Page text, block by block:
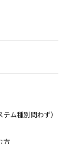
ム種別問わず）
方